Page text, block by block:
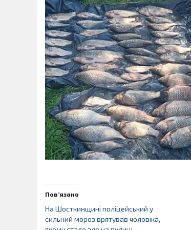
Пов’язано
На Шосткинщині поліцейський у
сильний мороз врятував чоловіка,